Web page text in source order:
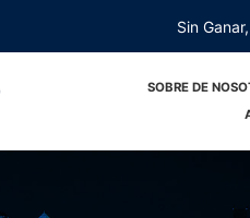
Sin
SOBRE DE